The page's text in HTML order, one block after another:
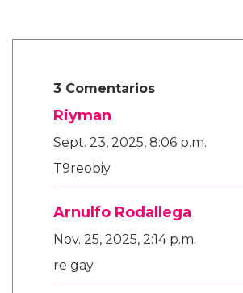
3 Comentarios
Riyman
Sept. 23, 2025, 8:06 p.m.
T9reobiy
Arnulfo Rodallega
Nov. 25, 2025, 2:14 p.m.
re gay